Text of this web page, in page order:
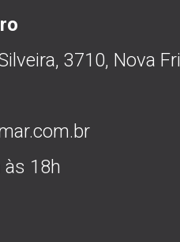
3710, Nova
às 18h